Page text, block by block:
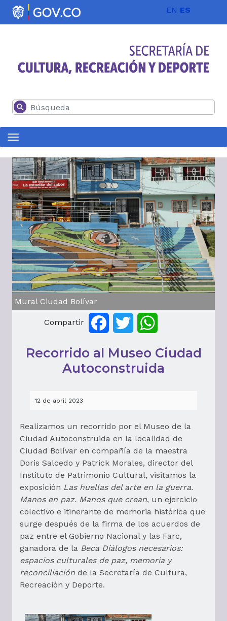
Pasar al contenido principal EN ES
Buscar
Mural Ciudad Bolívar
Compartir FacebookTwitter
Recorrido al Museo Ciudad
Autoconstruida
12 de abril 2023
Realizamos un recorrido por el Museo de la
Ciudad Autoconstruida en la localidad de
Ciudad Bolívar en compañía de la maestra
Doris Salcedo y Patrick Morales, director del
Instituto de Patrimonio Cultural, visitamos la
exposición Las huellas del arte en la guerra.
Manos en paz. Manos que crean, un ejercicio
colectivo e itinerante de memoria histórica que
surge después de la firma de los acuerdos de
paz entre el Gobierno Nacional y las Farc,
ganadora de la Beca Diálogos necesarios:
espacios culturales de paz, memoria y
reconciliación de la Secretaría de Cultura,
Recreación y Deporte.